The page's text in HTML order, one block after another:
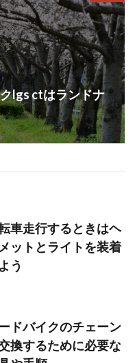
lgs ctはランドナ
車走行するときはヘ
ットとライトを装着
う
ドバイクのチェーン
換するために必要な